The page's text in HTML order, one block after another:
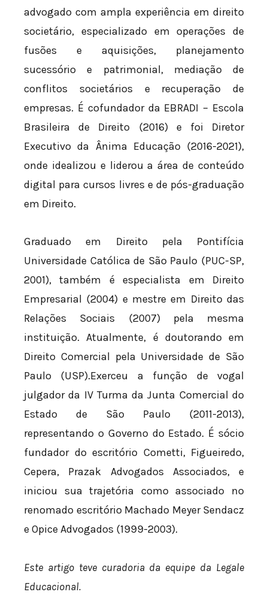
advogado com ampla experiência em direito
societário, especializado em operações de
fusões e aquisições, planejamento
sucessório e patrimonial, mediação de
conflitos societários e recuperação de
empresas. É cofundador da EBRADI – Escola
Brasileira de Direito (2016) e foi Diretor
Executivo da Ânima Educação (2016-2021),
onde idealizou e liderou a área de conteúdo
digital para cursos livres e de pós-graduação
em Direito.
Graduado em Direito pela Pontifícia
Universidade Católica de São Paulo (PUC-SP,
2001), também é especialista em Direito
Empresarial (2004) e mestre em Direito das
Relações Sociais (2007) pela mesma
instituição. Atualmente, é doutorando em
Direito Comercial pela Universidade de São
Paulo (USP).Exerceu a função de vogal
julgador da IV Turma da Junta Comercial do
Estado de São Paulo (2011-2013),
representando o Governo do Estado. É sócio
fundador do escritório Cometti, Figueiredo,
Cepera, Prazak Advogados Associados, e
iniciou sua trajetória como associado no
renomado escritório Machado Meyer Sendacz
e Opice Advogados (1999-2003).
Este artigo teve curadoria da equipe da Legale
Educacional.